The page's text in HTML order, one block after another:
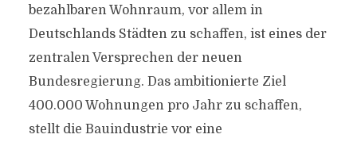
bezahlbaren Wohnraum, vor allem in
Deutschlands Städten zu schaffen, ist eines der
zentralen Versprechen der neuen
Bundesregierung. Das ambitionierte Ziel
400.000 Wohnungen pro Jahr zu schaffen,
stellt die Bauindustrie vor eine